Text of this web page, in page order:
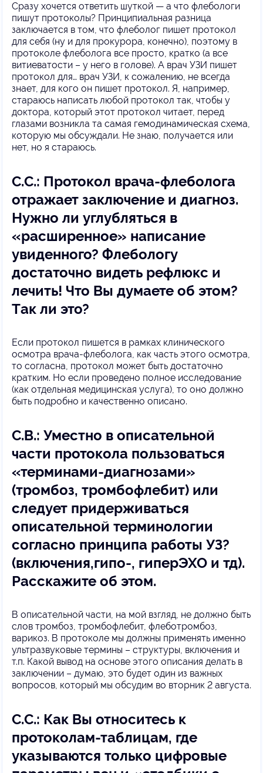
Сразу хочется ответить шуткой — а что флебологи
пишут протоколы? Принципиальная разница
заключается в том, что флеболог пишет протокол
для себя (ну и для прокурора, конечно), поэтому в
протоколе флеболога все просто, кратко (а все
витиеватости – у него в голове). А врач УЗИ пишет
протокол для… врач УЗИ, к сожалению, не всегда
знает, для кого он пишет протокол. Я, например,
стараюсь написать любой протокол так, чтобы у
доктора, который этот протокол читает, перед
глазами возникла та самая гемодинамическая схема,
которую мы обсуждали. Не знаю, получается или
нет, но я стараюсь.
С.С.: Протокол врача-флеболога
отражает заключение и диагноз.
Нужно ли углубляться в
«расширенное» написание
увиденного? Флебологу
достаточно видеть рефлюкс и
лечить! Что Вы думаете об этом?
Так ли это?
Если протокол пишется в рамках клинического
осмотра врача-флеболога, как часть этого осмотра,
то согласна, протокол может быть достаточно
кратким. Но если проведено полное исследование
(как отдельная медицинская услуга), то оно должно
быть подробно и качественно описано.
С.В.: Уместно в описательной
части протокола пользоваться
«терминами-диагнозами»
(тромбоз, тромбофлебит) или
следует придерживаться
описательной терминологии
согласно принципа работы УЗ?
(включения,гипо-, гиперЭХО и тд).
Расскажите об этом.
В описательной части, на мой взгляд, не должно быть
слов тромбоз, тромбофлебит, флеботромбоз,
варикоз. В протоколе мы должны применять именно
ультразвуковые термины – структуры, включения и
т.п. Какой вывод на основе этого описания делать в
заключении – думаю, это будет один из важных
вопросов, который мы обсудим во вторник 2 августа.
С.С.: Как Вы относитесь к
протоколам-таблицам, где
указываются только цифровые